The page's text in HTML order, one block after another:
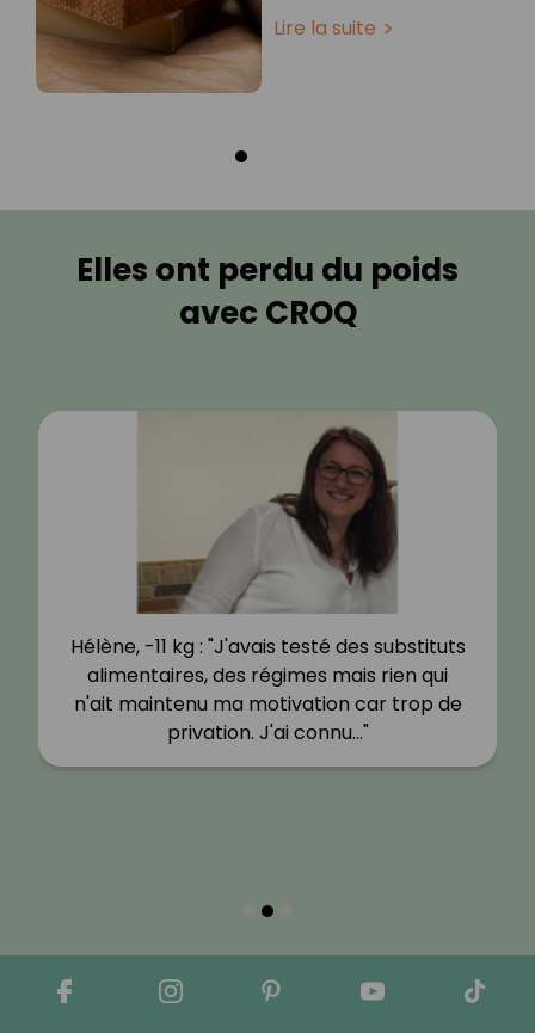
Lire la suite
Elles ont perdu du poids
avec CROQ
Hélène, -11 kg : "J'avais testé des substituts
alimentaires, des régimes mais rien qui
n'ait maintenu ma motivation car trop de
privation. J'ai connu…"